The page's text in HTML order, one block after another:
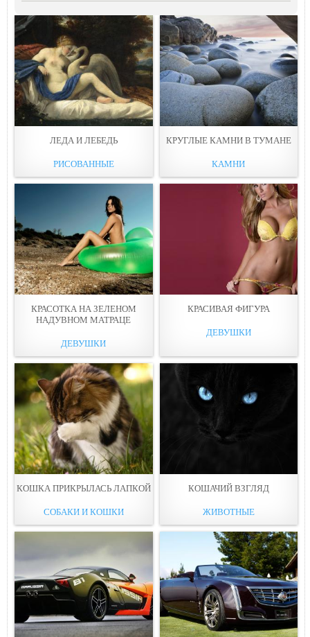
ЛЕДА И ЛЕБЕДЬ
РИСОВАННЫЕ
КРУГЛЫЕ КАМНИ В ТУМАНЕ
КАМНИ
КРАСОТКА НА ЗЕЛЕНОМ
НАДУВНОМ МАТРАЦЕ
ДЕВУШКИ
КРАСИВАЯ ФИГУРА
ДЕВУШКИ
КОШКА ПРИКРЫЛАСЬ ЛАПКОЙ
СОБАКИ И КОШКИ
КОШАЧИЙ ВЗГЛЯД
ЖИВОТНЫЕ